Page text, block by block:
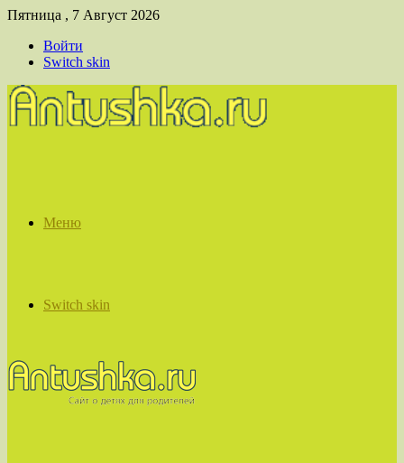
Пятница , 7 Август 2026
Войти
Switch skin
Меню
Switch skin